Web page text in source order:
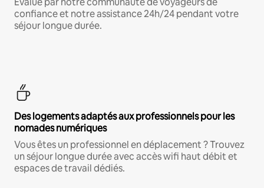
confiance et notre assistance 24h/24 pendant votre
séjour longue durée.
Des logements adaptés aux professionnels pour les
nomades numériques
Vous êtes un professionnel en déplacement ? Trouvez
un séjour longue durée avec accès wifi haut débit et
espaces de travail dédiés.